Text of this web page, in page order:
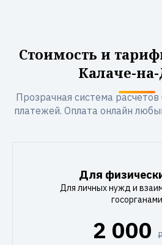
Стоимость и
Калаче-
Прозрачная система
платежей. Оплата онлайн
Для
Для личных нужд и
госорганами
2 000